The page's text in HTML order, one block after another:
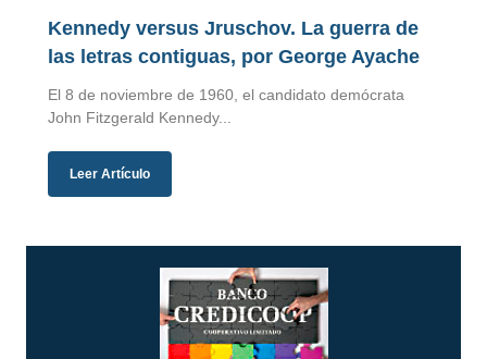
Kennedy versus Jruschov. La guerra de
las letras contiguas, por George Ayache
El 8 de noviembre de 1960, el candidato demócrata
John Fitzgerald Kennedy...
Leer Artículo